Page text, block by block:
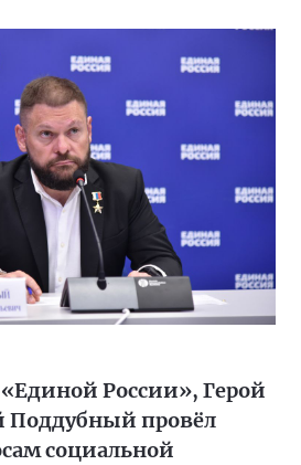
России», Герой
Поддубный провёл
социальной